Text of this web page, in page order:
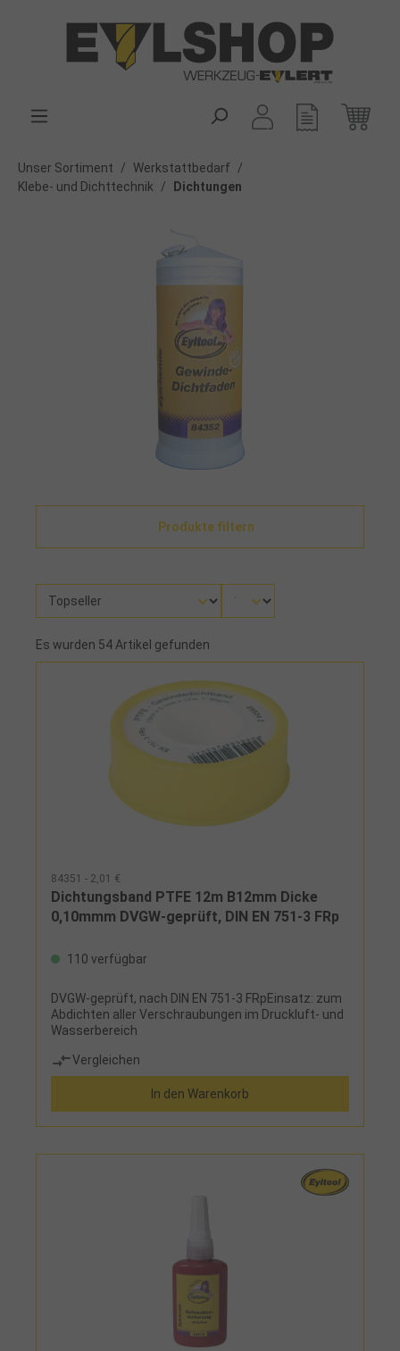
Unser Sortiment / Werkstattbedarf /
Klebe- und Dichttechnik
/ Dichtungen
Produkte filtern
Es wurden 54 Artikel gefunden
84351 - 2,01 €
Dichtungsband PTFE 12m B12mm Dicke
0,10mmm DVGW-geprüft, DIN EN 751-3 FRp
110 verfügbar
DVGW-geprüft, nach DIN EN 751-3 FRpEinsatz: zum
Abdichten aller Verschraubungen im Druckluft- und
Wasserbereich
Vergleichen
In den Warenkorb